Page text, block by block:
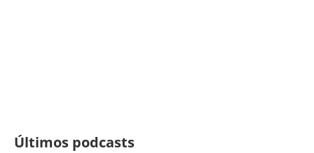
Últimos podcasts